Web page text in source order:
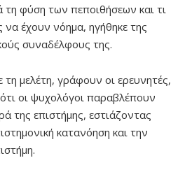
τη φύση των πεποιθήσεων και τι
να έχουν νόημα, ηγήθηκε της
συναδέλφους της.
μελέτη, γράφουν οι ερευνητές,
οι ψυχολόγοι παραβλέπουν
της επιστήμης, εστιάζοντας
κατανόηση και την